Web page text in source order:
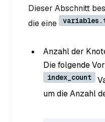
Dieser Abschnitt
die eine
Anzahl der
Die folgende
index_count
um die Anzahl